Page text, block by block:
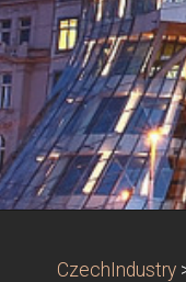
CzechIndustry